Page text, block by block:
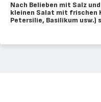
Nach Belieben mit Salz
kleinen Salat mit frischen
Petersilie, Basilikum usw.)